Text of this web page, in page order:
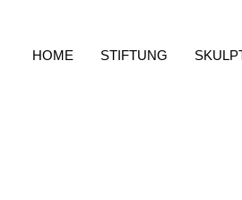
HOME STIFTUNG